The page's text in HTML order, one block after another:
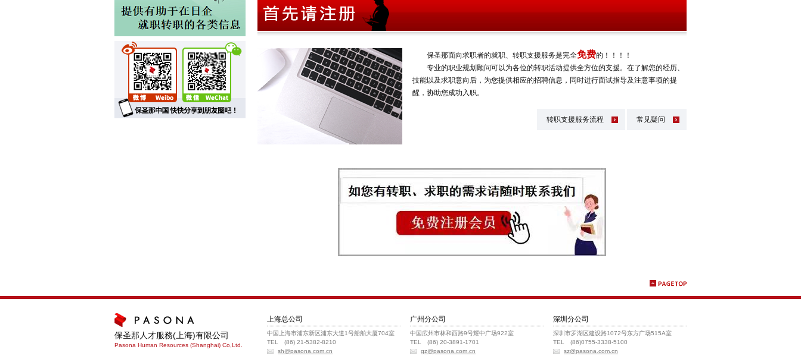
保圣那面向求职者的就职、转职支援服务是完全免费的！！！！
专业的职业规划顾问可以为各位的转职活动提供全方位的支援。在了解您的经历、
技能以及求职意向后，为您提供相应的招聘信息，同时进行面试指导及注意事项的提
醒，协助您成功入职。
转职支援服务流程 常见疑问
保圣那人才服務(上海)有限公司
Pasona Human Resources (Shanghai) Co,Ltd.
上海总公司
中国上海市浦东新区浦东大道1号船舶大厦704室
TEL (86) 21-5382-8210
sh@pasona.com.cn
广州分公司
中国広州市林和西路9号耀中广场922室
TEL (86) 20-3891-1701
gz@pasona.com.cn
深圳分公司
深圳市罗湖区建设路1072号东方广场515A室
TEL (86)0755-3338-5100
sz@pasona.com.cn